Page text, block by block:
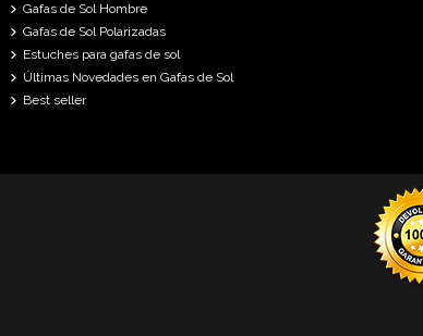
Gafas de Sol Hombre
Gafas de Sol Polarizadas
Estuches para gafas de sol
Últimas Novedades en Gafas de Sol
Best seller